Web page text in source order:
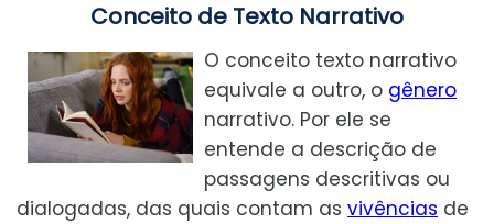
Conceito de Texto Narrativo
O conceito texto narrativo
equivale a outro, o gênero
narrativo. Por ele se
entende a descrição de
passagens descritivas ou
dialogadas, das quais contam as vivências de